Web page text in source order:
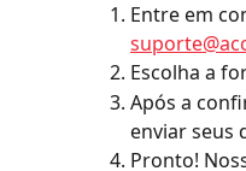
Entre em
Escolha a
Após a
enviar seus
Pronto!